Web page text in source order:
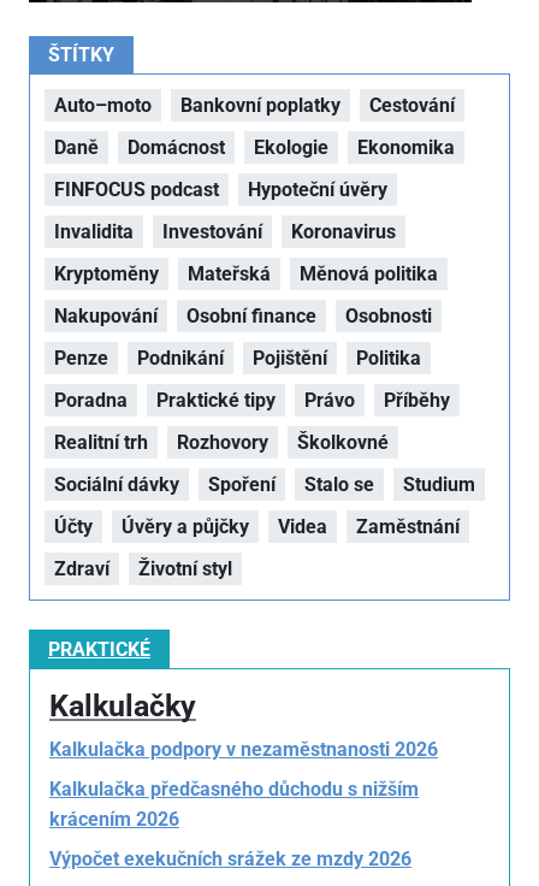
ŠTÍTKY
Auto–moto Bankovní poplatky
Cestování
Daně
Domácnost Ekologie
Ekonomika
FINFOCUS podcast
Hypoteční úvěry
Invalidita
Investování
Koronavirus
Kryptoměny
Mateřská
Měnová politika
Nakupování
Osobní finance
Osobnosti
Penze
Podnikání Pojištění
Politika
Poradna
Praktické tipy Právo
Příběhy
Realitní trh
Rozhovory
Školkovné
Sociální dávky
Spoření Stalo se
Studium
Účty
Úvěry a půjčky Videa
Zaměstnání
Zdraví
Životní styl
PRAKTICKÉ
Kalkulačky
Kalkulačka podpory v nezaměstnanosti 2026
Kalkulačka předčasného důchodu s nižším
krácením 2026
Výpočet exekučních srážek ze mzdy 2026